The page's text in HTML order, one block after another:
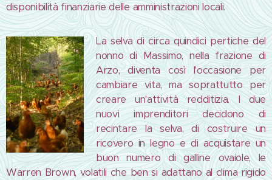
disponibilità finanziarie delle amministrazioni locali.
La selva di circa quindici pertiche del
nonno di Massimo, nella frazione di
Arzo, diventa così l'occasione per
cambiare vita, ma soprattutto per
creare un'attività redditizia. I due
nuovi imprenditori decidono di
recintare la selva, di costruire un
ricovero in legno e di acquistare un
buon numero di galline ovaiole, le
Warren Brown, volatili che ben si adattano al clima rigido